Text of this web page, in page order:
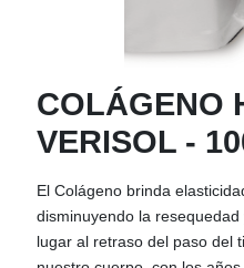
COLÁGENO
VERISOL -
El Colágeno brinda
disminuyendo la
lugar al retraso del paso del